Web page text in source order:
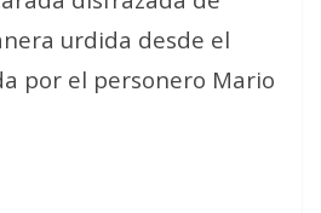
urdida desde el
por el personero Mario